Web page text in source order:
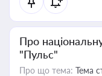
Про
"Пульс"
Про що тема: Тема